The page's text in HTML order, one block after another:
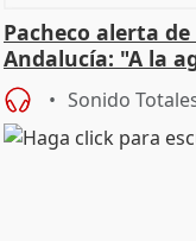
Pacheco alerta
Andalucía: "A la
Sonido